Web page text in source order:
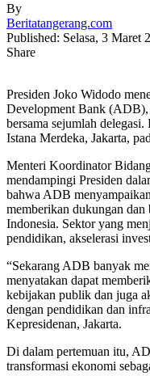
By
Beritatangerang.com
Published: Selasa, 3 Maret
Share
Presiden Joko Widodo
Development Bank (ADB),
bersama sejumlah
Istana Merdeka, Jakarta,
Menteri Koordinator
mendampingi Presiden
bahwa ADB
memberikan dukungan
Indonesia. Sektor yang
pendidikan, akselerasi
“Sekarang ADB banyak
menyatakan dapat
kebijakan publik dan juga
dengan pendidikan dan
Kepresidenan, Jakarta.
Di dalam pertemuan itu,
transformasi ekonomi